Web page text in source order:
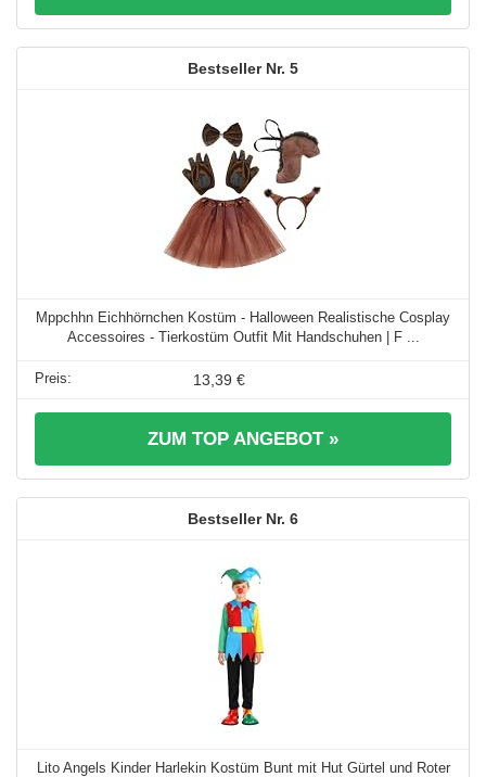
5
Mppchhn Eichhörnchen Kostüm - Halloween Realistische Cosplay
Accessoires - Tierkostüm Outfit Mit Handschuhen | F ...
13,39 €
ZUM TOP ANGEBOT »
6
Lito Angels Kinder Harlekin Kostüm Bunt mit Hut Gürtel und Roter